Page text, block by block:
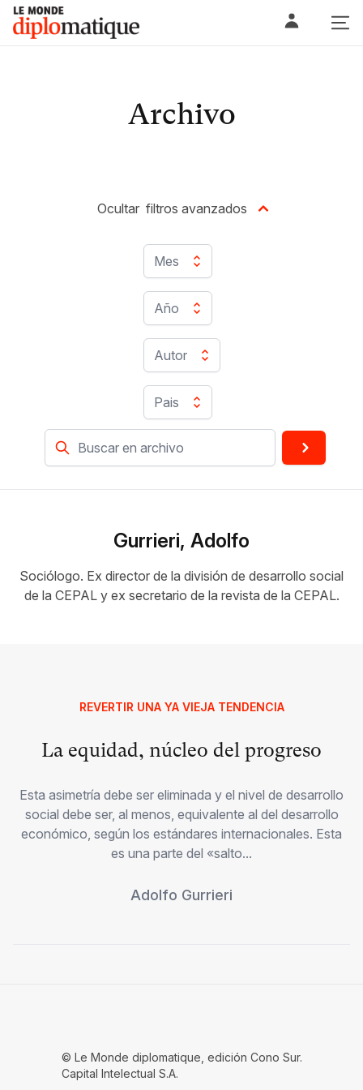
Skip
content
Le monde diplomatique
Archivo
Mes
Año
Autor
Pais
Ocultar filtros avanzados
Gurrieri, Adolfo
Sociólogo. Ex director de la división de desarrollo social
de la CEPAL y ex secretario de la revista de la CEPAL.
REVERTIR UNA YA VIEJA TENDENCIA
La equidad, núcleo del progreso
Esta asimetría debe ser eliminada y el nivel de desarrollo
social debe ser, al menos, equivalente al del desarrollo
económico, según los estándares internacionales. Esta
es una parte del «salto...
Adolfo Gurrieri
© Le Monde diplomatique, edición Cono Sur.
Capital Intelectual S.A.